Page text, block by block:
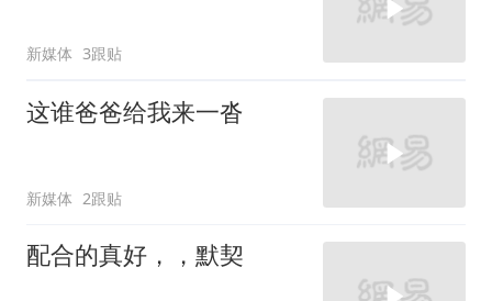
新媒体 3跟贴
这谁爸爸给我来一沓
新媒体 2跟贴
配合的真好，，默契